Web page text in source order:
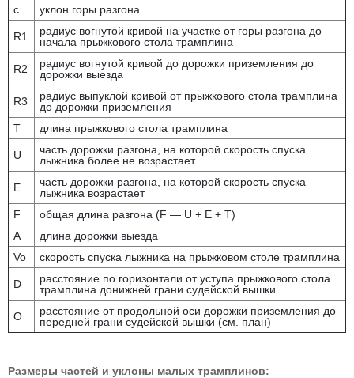
c
уклон горы разгона
R1
радиус вогнутой кривой на участке от горы разгона до
начала прыжкового стола трамплина
R2
радиус вогнутой кривой до дорожки приземления до
дорожки выезда
R3
радиус выпуклой кривой от прыжкового стола трамплина
до дорожки приземления
T
длина прыжкового стола трамплина
U
часть дорожки разгона, на которой скорость спуска
лыжника более не возрастает
E
часть дорожки разгона, на которой скорость спуска
лыжника возрастает
F
общая длина разгона (F — U + Е + Т)
A
длина дорожки выезда
Vo
скорость спуска лыжника на прыжковом столе трамплина
D
расстояние по горизонтали от уступа прыжкового стола
трамплина донижней грани судейской вышки
O
расстояние от продольной оси дорожки приземления до
передней грани судейской вышки (см. план)
Размеры частей и уклоны малых трамплинов: